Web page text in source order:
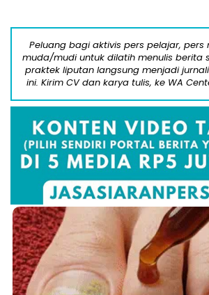
Peluang bagi aktivis pers pelajar, pers
muda/mudi untuk dilatih menulis berita
praktek liputan langsung menjadi
ini. Kirim CV dan karya tulis, ke WA